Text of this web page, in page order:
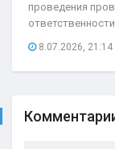
проведения
8.07.2026, 21:14